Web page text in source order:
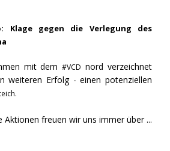
Klage gegen die Verlegung des
mit dem#VCD nord verzeichnet
weiteren Erfolg - einen potenziellen
Aktionen freuen wir uns immer über ...